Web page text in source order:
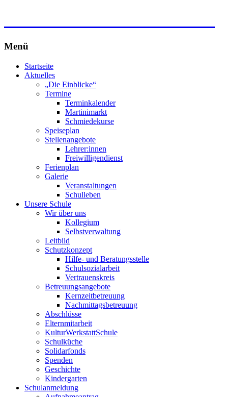
Menü
Zum
Inhalt
Startseite
Aktuelles
„Die Einblicke“
Termine
Terminkalender
Martinimarkt
Schmiedekurse
Speiseplan
Stellenangebote
Lehrer:innen
Freiwilligendienst
Ferienplan
Galerie
Veranstaltungen
Schulleben
Unsere Schule
Wir über uns
Kollegium
Selbstverwaltung
Leitbild
Schutzkonzept
Hilfe- und Beratungsstelle
Schulsozialarbeit
Vertrauenskreis
Betreuungsangebote
Kernzeitbetreuung
Nachmittagsbetreuung
Abschlüsse
Elternmitarbeit
KulturWerkstattSchule
Schulküche
Solidarfonds
Spenden
Geschichte
Kindergarten
Schulanmeldung